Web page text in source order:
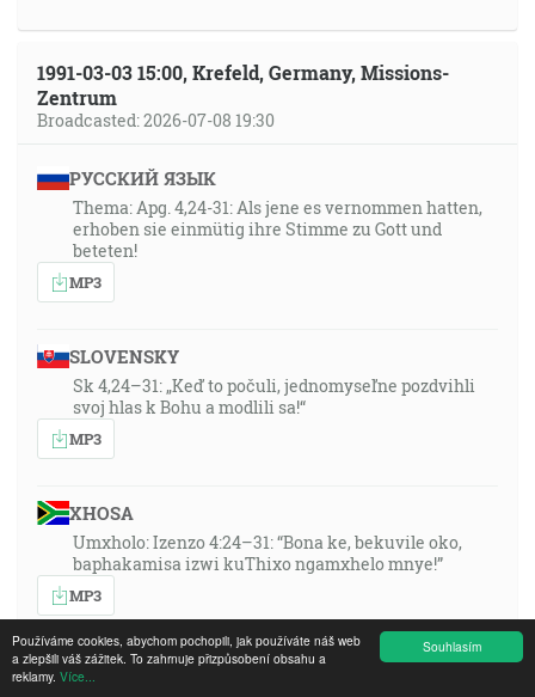
Souhlasím
Používáme cookies, abychom pochopili, jak používáte náš web
a zlepšili váš zážitek. To zahrnuje přizpůsobení obsahu a
reklamy. Více...
1991-03-03 15:00, Krefeld, Germany, Missions-
Zentrum
Broadcasted: 2026-07-08 19:30
РУССКИЙ ЯЗЫК
Thema: Apg. 4,24-31: Als jene es vernommen hatten,
erhoben sie einmütig ihre Stimme zu Gott und
beteten!
MP3
SLOVENSKY
Sk 4,24–31: „Keď to počuli, jednomyseľne pozdvihli
svoj hlas k Bohu a modlili sa!“
MP3
XHOSA
Umxholo: Izenzo 4:24–31: “Bona ke, bekuvile oko,
baphakamisa izwi kuThixo ngamxhelo mnye!”
MP3
ENGLISH